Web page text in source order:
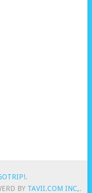
.
BY TAVII.COM INC,.